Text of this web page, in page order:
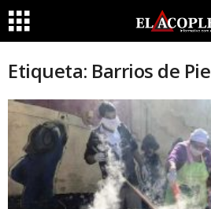
Etiqueta: Barrios de Pie